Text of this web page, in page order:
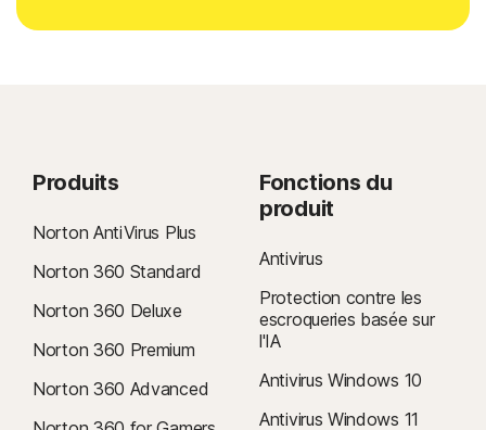
Produits
Norton AntiVirus Plus
Norton 360 Standard
Norton 360 Deluxe
Norton 360 Premium
Norton 360 Advanced
Fonctions du
produit
Antivirus
Protection contre les
escroqueries basée sur
l'IA
Antivirus Windows 10
Antivirus Windows 11